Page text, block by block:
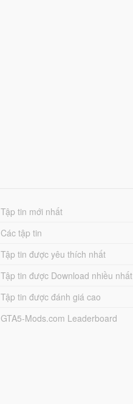
Tập tin mới nhất
Các tập tin
Tập tin được yêu thích nhất
Tập tin được Download nhiều nhất
Tập tin được đánh giá cao
GTA5-Mods.com Leaderboard